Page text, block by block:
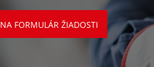
NA FORMULÁR ŽIADOSTI